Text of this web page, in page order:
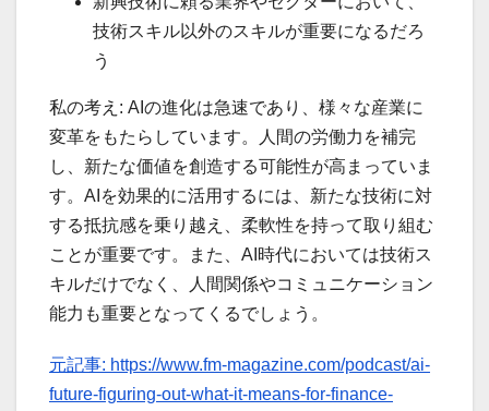
技術スキル以外のスキルが重要になるだろ
う
私の考え: AIの進化は急速であり、様々な産業に
変革をもたらしています。人間の労働力を補完
し、新たな価値を創造する可能性が高まっていま
す。AIを効果的に活用するには、新たな技術に対
する抵抗感を乗り越え、柔軟性を持って取り組む
ことが重要です。また、AI時代においては技術ス
キルだけでなく、人間関係やコミュニケーション
能力も重要となってくるでしょう。
元記事: https://www.fm-magazine.com/podcast/ai-
future-figuring-out-what-it-means-for-finance-